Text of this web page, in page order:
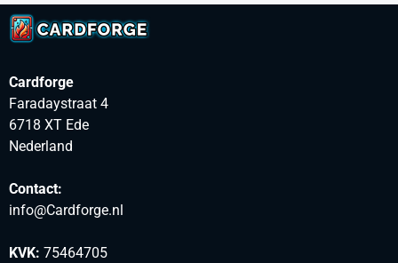
Cardforge
Faradaystraat 4
6718 XT Ede
Nederland
Contact:
info@Cardforge.nl
KVK: 75464705